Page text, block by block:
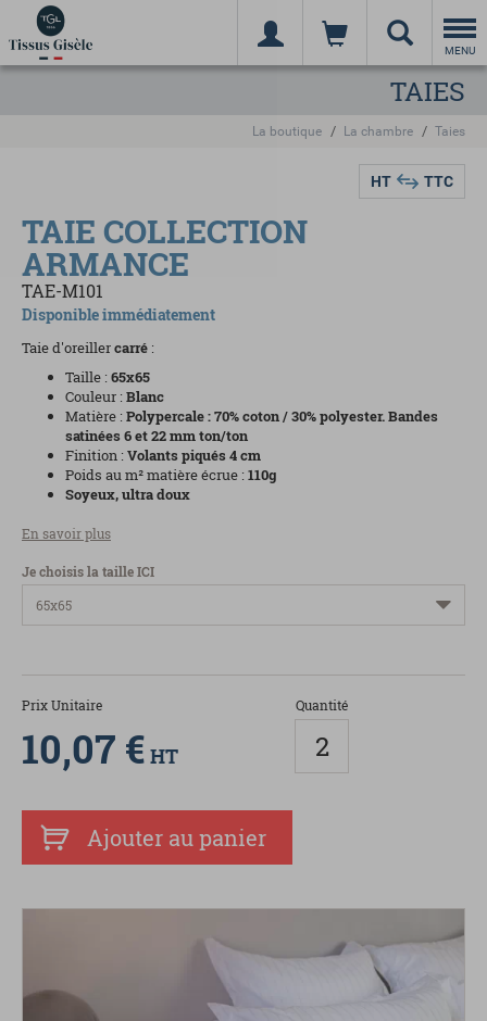
MENU
TAIES
La boutique La chambre Taies
HT TTC
TAIE COLLECTION
ARMANCE
TAE-M101
Disponible immédiatement
Taie d'oreillercarré :
Taille :65x65
Couleur :Blanc
Matière :Polypercale : 70% coton / 30% polyester. Bandes
satinées 6 et 22 mm ton/ton
Finition :Volants piqués 4 cm
Poids au m² matière écrue :110g
Soyeux, ultra doux
En savoir plus
Je choisis la taille ICI
Prix Unitaire
10,07 € HT
Quantité
Ajouter au panier